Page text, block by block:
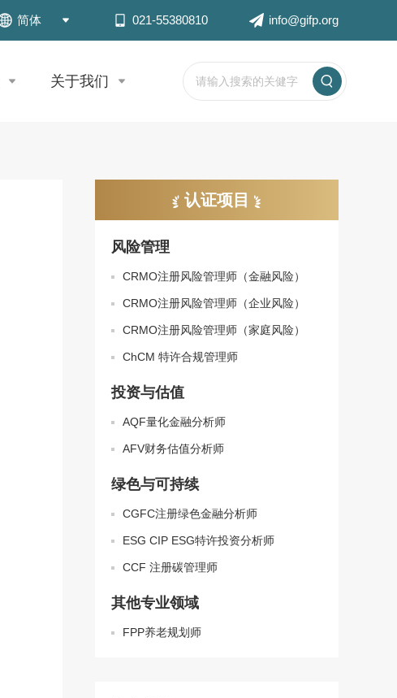
简体 021-55380810 info@gifp.org
关于我们
认证项目
风险管理
CRMO注册风险管理师（金融风险）
CRMO注册风险管理师（企业风险）
CRMO注册风险管理师（家庭风险）
ChCM 特许合规管理师
投资与估值
AQF量化金融分析师
AFV财务估值分析师
绿色与可持续
CGFC注册绿色金融分析师
ESG CIP ESG特许投资分析师
CCF 注册碳管理师
其他专业领域
FPP养老规划师